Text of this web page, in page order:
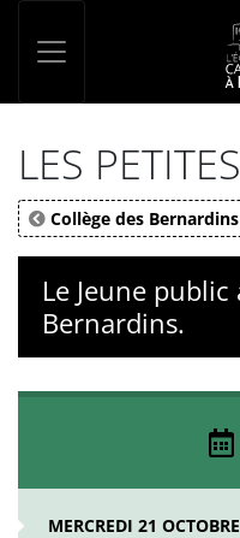
LES
Collège des Bernardins
Le Jeune
Bernardins.
MERCREDI 21
Panneau de gestion des